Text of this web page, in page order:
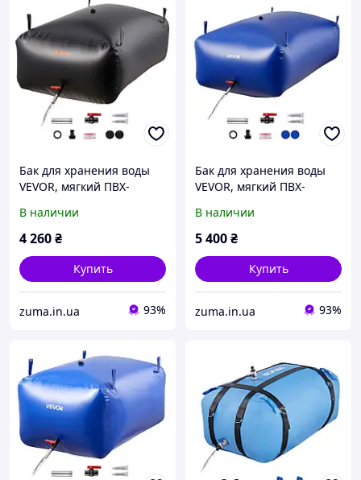
Бак для хранения воды
VEVOR, мягкий ПВХ-
540 л, контейнер для
хранения воды,
износостойкий
В наличии
4 260₴
Купить
zuma.in.ua 93%
Бак для хранения воды
VEVOR, мягкий ПВХ-
1000 л, контейнер для
хранения воды,
В наличии
5 400₴
Купить
zuma.in.ua 93%